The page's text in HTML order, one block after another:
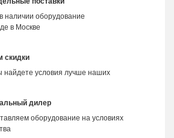
наличии оборудование
в Москве
скидки
найдете условия лучше наших
дилер
оборудование на условиях